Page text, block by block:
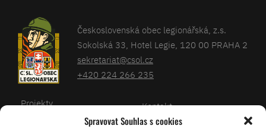
Spravovat Souhlas s cookies
Československá obec legionářská, z.s.
Sokolská 33, Hotel Legie, 120 00 PRAHA 2
sekretariat@csol.cz
+420 224 266 235
Projekty
Kontakt
Databáze legionářů